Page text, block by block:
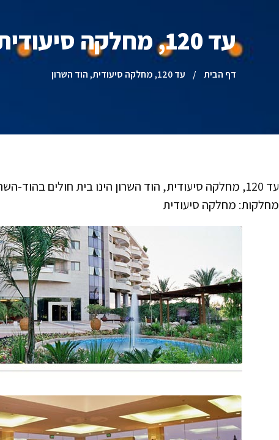
עד 120, מחלקה סיעודית, הוד השרון
דף הבית / עד 120, מחלקה סיעודית, הוד השרון
מחלקות: מחלקה סיעודית